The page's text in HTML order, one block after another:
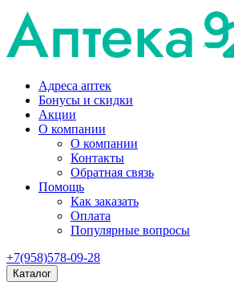
Адреса аптек
Бонусы и скидки
Акции
О компании
О компании
Контакты
Обратная связь
Помощь
Как заказать
Оплата
Популярные вопросы
+7(958)578-09-28
Каталог